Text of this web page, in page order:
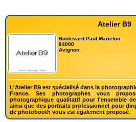
Atelier B9
Boulevard Paul Marieton
84000
Avignon
L'Atelier B9 est spécialisé dans la
France. Ses photographes vous
photographique qualitatif pour l'ensemble
ainsi que des portraits professionnel pour
de photobooth vous est également proposé.